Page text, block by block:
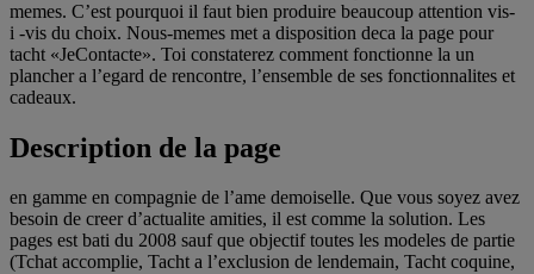
memes. C’est pourquoi il faut bien produire beaucoup attention vis-
i -vis du choix. Nous-memes met a disposition deca la page pour
tacht «JeContacte». Toi constaterez comment fonctionne la un
plancher a l’egard de rencontre, l’ensemble de ses fonctionnalites et
cadeaux.
Description de la page
en gamme en compagnie de l’ame demoiselle. Que vous soyez avez
besoin de creer d’actualite amities, il est comme la solution. Les
pages est bati du 2008 sauf que objectif toutes les modeles de partie
(Tchat accomplie, Tacht a l’exclusion de lendemain, Tacht coquine,